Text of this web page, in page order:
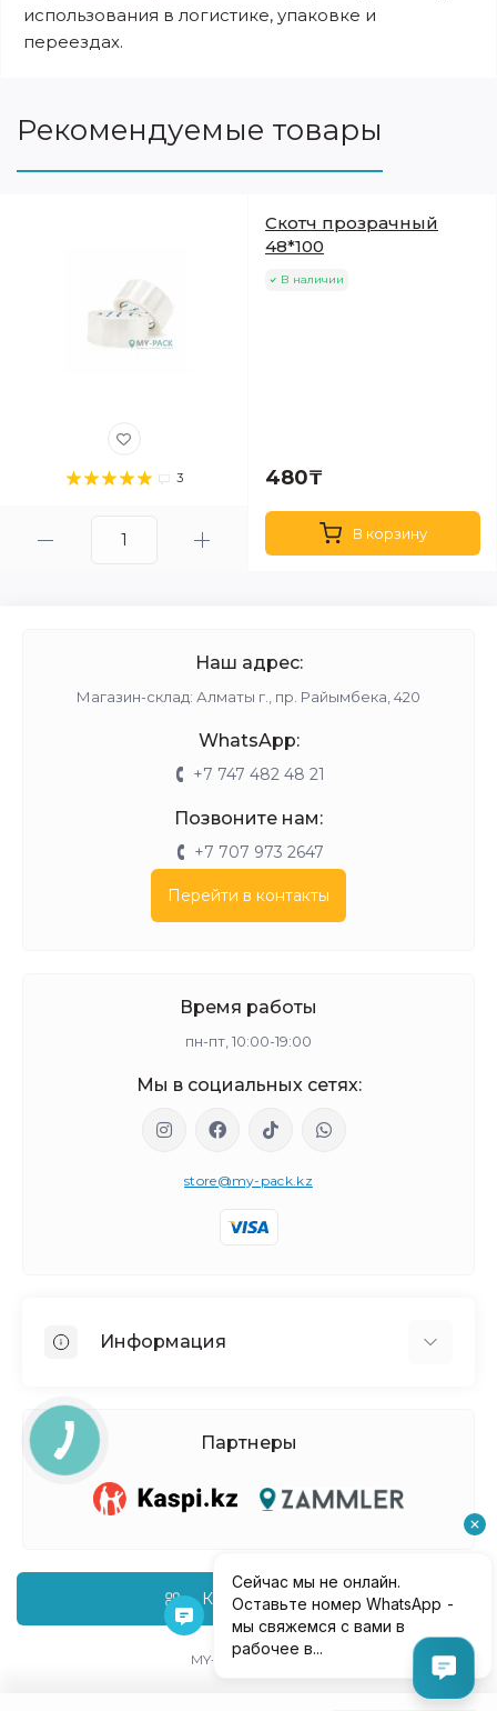
использования в логистике, упаковке и
переездах.
Рекомендуемые товары
3
Скотч прозрачный
48*100
В наличии
480₸
В корзину
Наш адрес:
Магазин-склад: Алматы г., пр. Райымбека, 420
WhatsApp:
+7 747 482 48 21
Позвоните нам:
+7 707 973 2647
Перейти в контакты
Время работы
пн-пт, 10:00-19:00
Мы в социальных сетях:
store@my-pack.kz
Информация
О нас
Доставка и оплата
Политика Безопасности
Условия соглашения
Партнеры
Каталог товаров
MY-PACK © 2026